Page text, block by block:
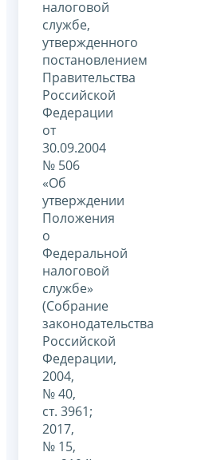
налоговой
службе,
утвержденного
постановлением
Правительства
Российской
Федерации
от
30.09.2004
№ 506
«Об
утверждении
Положения
о
Федеральной
налоговой
службе»
(Собрание
законодательства
Российской
Федерации,
2004,
№ 40,
ст. 3961;
2017,
№ 15,